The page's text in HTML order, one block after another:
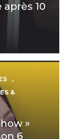
10
,
&
»
6